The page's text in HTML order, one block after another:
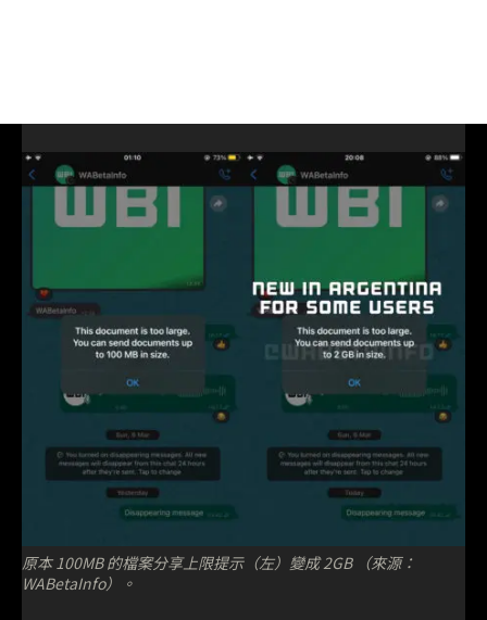
原本 100MB 的檔案分享上限提示（左）變成 2GB （來源：
WABetaInfo）。